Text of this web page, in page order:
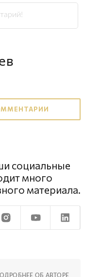
социальные
много
материала.
ОБ АВТОРЕ